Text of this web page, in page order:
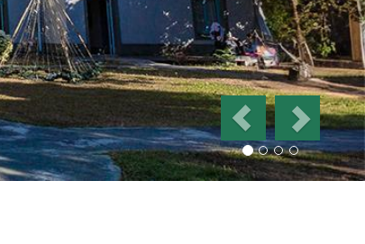
P
r
e
v
N
e
x
t